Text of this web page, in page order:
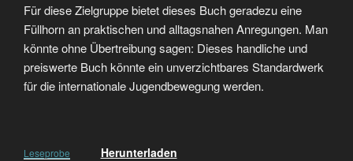
Für diese Zielgruppe bietet dieses Buch geradezu eine
Füllhorn an praktischen und alltagsnahen Anregungen. Man
könnte ohne Übertreibung sagen: Dieses handliche und
preiswerte Buch könnte ein unverzichtbares Standardwerk
für die internationale Jugendbewegung werden.
Leseprobe Herunterladen